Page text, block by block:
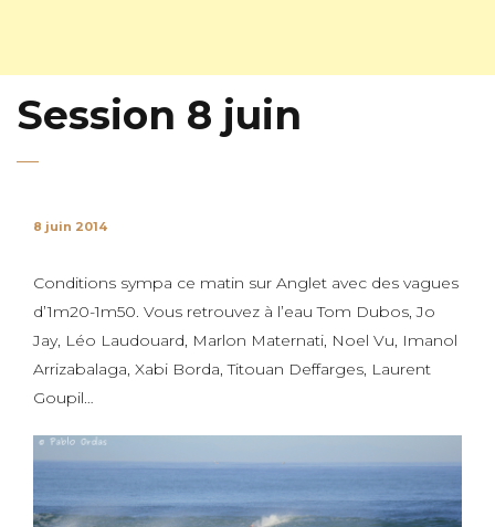
Session 8 juin
8 juin 2014
Conditions sympa ce matin sur Anglet avec des vagues
d’1m20-1m50. Vous retrouvez à l’eau Tom Dubos, Jo
Jay, Léo Laudouard, Marlon Maternati, Noel Vu, Imanol
Arrizabalaga, Xabi Borda, Titouan Deffarges, Laurent
Goupil…